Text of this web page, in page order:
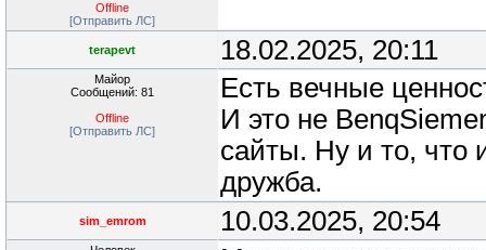
Offline
[Отправить ЛС]
terapevt 18.02.2025, 20:11
Майор
Сообщений: 81
Offline
[Отправить ЛС]
Есть вечные
И это не
сайты. Ну и то, что
дружба.
sim_emrom 10.03.2025, 20:54